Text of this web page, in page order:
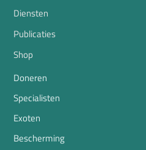
Diensten
Publicaties
Shop
Doneren
Specialisten
Exoten
Bescherming